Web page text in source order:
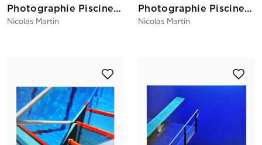
Photographie Piscine Deligny 3
Nicolas Martin
Photographie Piscine Des Tourelles - Les Nageuses
Nicolas Martin